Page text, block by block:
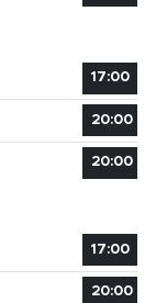
17:00
20:00
20:00
17:00
20:00